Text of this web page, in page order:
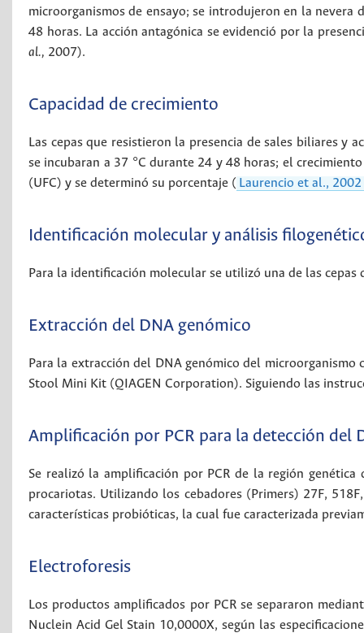
microorganismos de ensayo; se introdujeron en la nevera
48 horas. La acción antagónica se evidenció por la
al., 2007).
Capacidad de crecimiento
Las cepas que resistieron la presencia de sales biliares y
se incubaran a 37 °C durante 24 y 48 horas; el
(UFC) y se determinó su porcentaje ( Laurencio et al., 2002
Identificación molecular y análisis
Para la identificación molecular se utilizó una de las
Extracción del DNA genómico
Para la extracción del DNA genómico del
Stool Mini Kit (QIAGEN Corporation). Siguiendo las
Amplificación por PCR para la detección del
Se realizó la amplificación por PCR de la región
procariotas. Utilizando los cebadores (Primers) 27F,
características probióticas, la cual fue caracterizada
Electroforesis
Los productos amplificados por PCR se separaron
Nuclein Acid Gel Stain 10,0000X, según las